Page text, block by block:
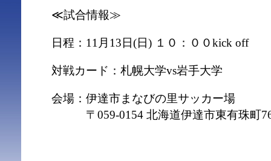
≪試合情報≫
日程：11月13日(日) １０：００kick off
対戦カード：札幌大学vs岩手大学
会場：伊達市まなびの里サッカー場
〒059-0154 北海道伊達市東有珠町